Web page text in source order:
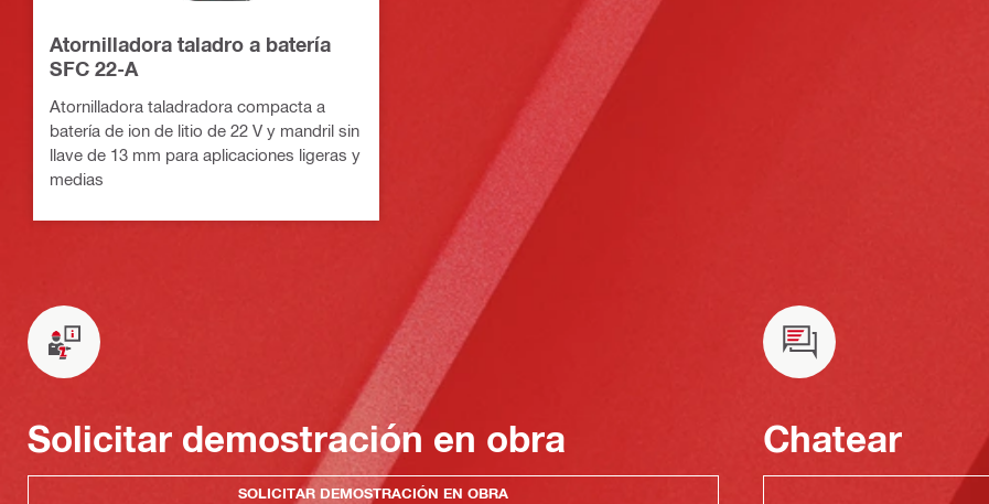
Atornilladora taladro a batería
SFC 22-A
Atornilladora taladradora compacta a
batería de ion de litio de 22 V y mandril sin
llave de 13 mm para aplicaciones ligeras y
medias
Solicitar demostración en obra
SOLICITAR DEMOSTRACIÓN EN OBRA
Chatear